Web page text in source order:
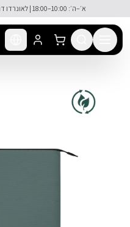
דלג לתוכן הראשי
א׳–ה׳: 10:00–18:00 | לאונרדו דה וינצ׳י 9, תל אביב |